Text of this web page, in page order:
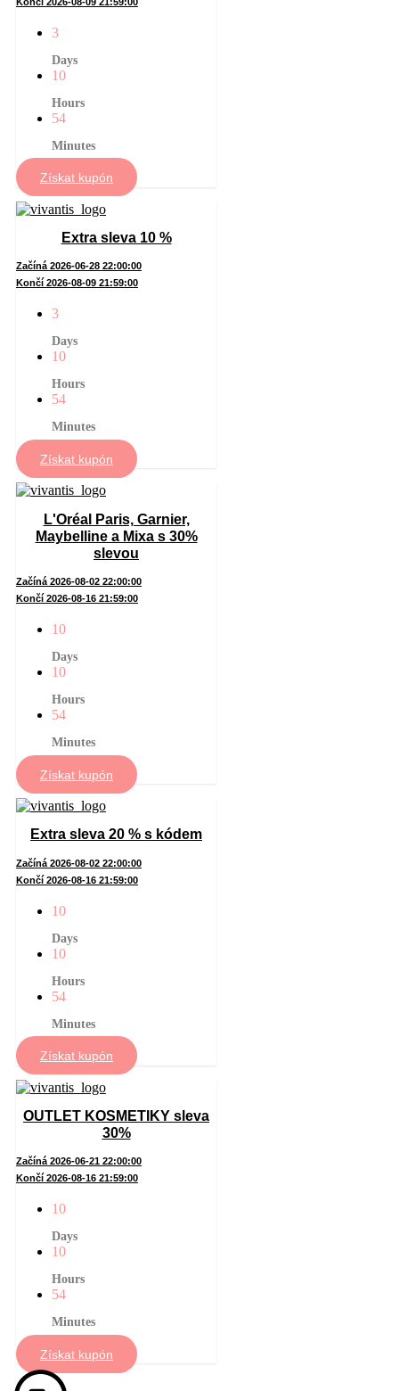
3
Days
10
Hours
54
Minutes
Získat kupón
Extra sleva 10 %
Začíná 2026-06-28 22:00:00
Končí 2026-08-09 21:59:00
3
Days
10
Hours
54
Minutes
Získat kupón
L'Oréal Paris, Garnier,
Maybelline a Mixa s 30%
slevou
Začíná 2026-08-02 22:00:00
Končí 2026-08-16 21:59:00
10
Days
10
Hours
54
Minutes
Získat kupón
Extra sleva 20 % s kódem
Začíná 2026-08-02 22:00:00
Končí 2026-08-16 21:59:00
10
Days
10
Hours
54
Minutes
Získat kupón
OUTLET KOSMETIKY sleva
30%
Začíná 2026-06-21 22:00:00
Končí 2026-08-16 21:59:00
10
Days
10
Hours
54
Minutes
Získat kupón